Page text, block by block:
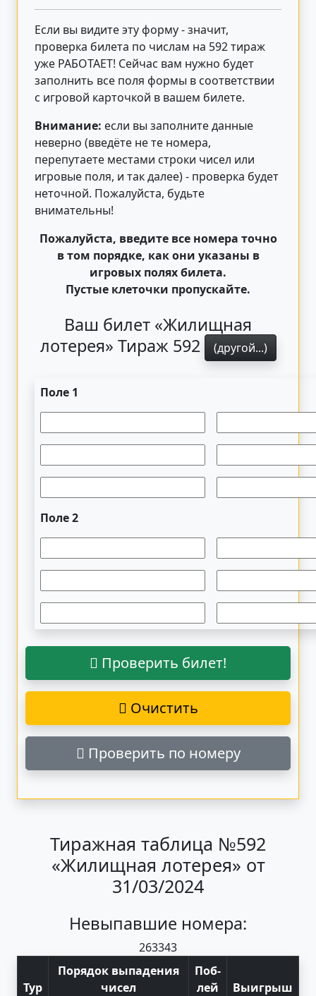
Если вы видите эту форму - значит,
проверка билета по числам на 592 тираж
уже РАБОТАЕТ! Сейчас вам нужно будет
заполнить все поля формы в соответствии
с игровой карточкой в вашем билете.
Внимание: если вы заполните данные
неверно (введёте не те номера,
перепутаете местами строки чисел или
игровые поля, и так далее) - проверка будет
неточной. Пожалуйста, будьте
внимательны!
Пожалуйста, введите все номера точно
в том порядке, как они указаны в
игровых полях билета.
Пустые клеточки пропускайте.
Ваш билет «Жилищная
лотерея» Тираж 592
(другой...)
Поле 1
Поле 2
Проверить билет!
Очистить
Проверить по номеру
Тиражная таблица №592
«Жилищная лотерея» от
31/03/2024
Невыпавшие номера:
263343
Тур
Порядок выпадения
чисел
Поб-
лей
Выигрыш